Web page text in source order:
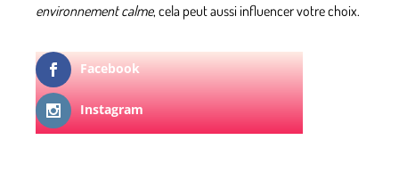
environnement calme, cela peut aussi influencer votre choix.
Facebook
Instagram